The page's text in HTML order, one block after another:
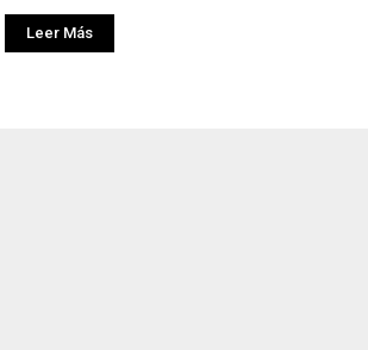
Leer Más